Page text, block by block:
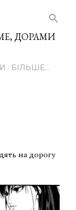
ДОРАМИ
БІЛЬШЕ…
на дорогу